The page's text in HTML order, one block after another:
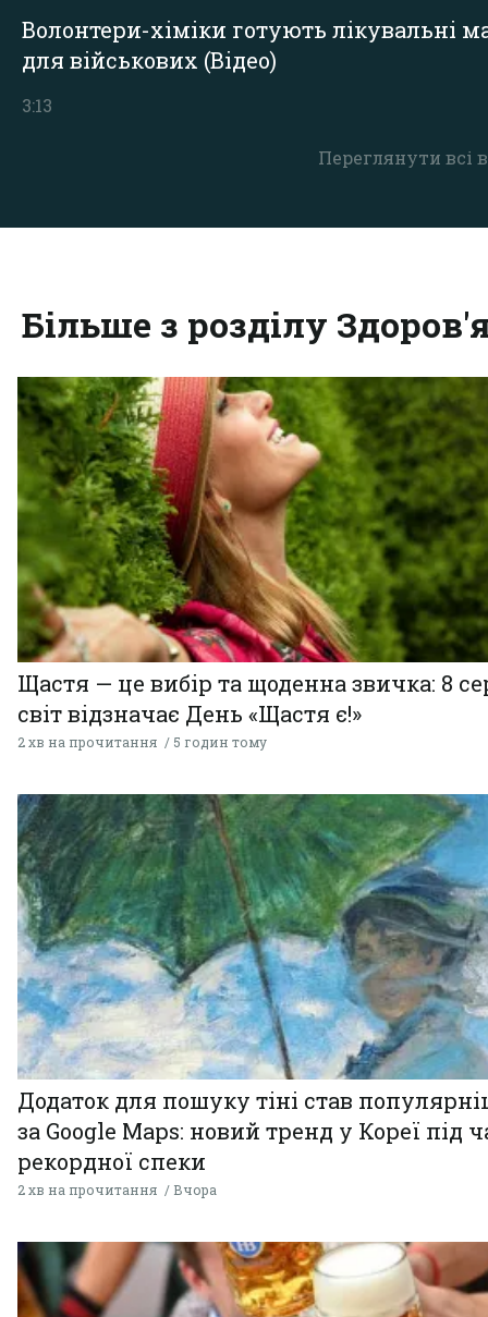
Переглянути всі
Волонтери-хіміки готують лікувальні
для військових (Відео)
3:13
Більше з розділу
Щастя — це вибір та щоденна звичка: 8
світ відзначає День «Щастя є!»
2 хв на прочитання 5 годин тому
Додаток для пошуку тіні став
за Google Maps: новий тренд у Кореї під
рекордної спеки
2 хв на прочитання Вчора